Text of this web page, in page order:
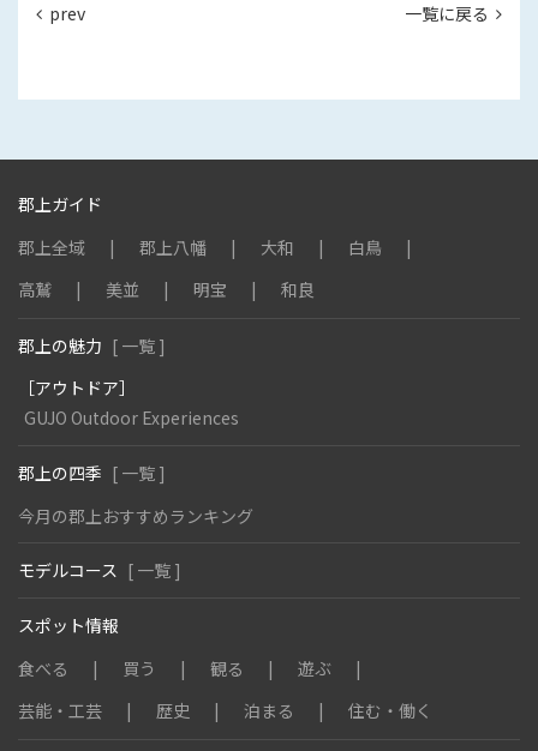
prev 一覧に戻る
郡上ガイド
郡上全域
郡上八幡 大和
白鳥
高鷲
美並 明宝 和良
郡上の魅力 [ 一覧 ]
［アウトドア］
GUJO Outdoor Experiences
郡上の四季 [ 一覧 ]
今月の郡上おすすめランキング
モデルコース [ 一覧 ]
スポット情報
食べる
買う 観る
遊ぶ
芸能・工芸
歴史 泊まる 住む・働く